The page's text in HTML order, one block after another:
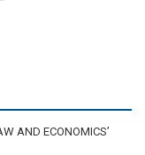
AND ECONOMICS’